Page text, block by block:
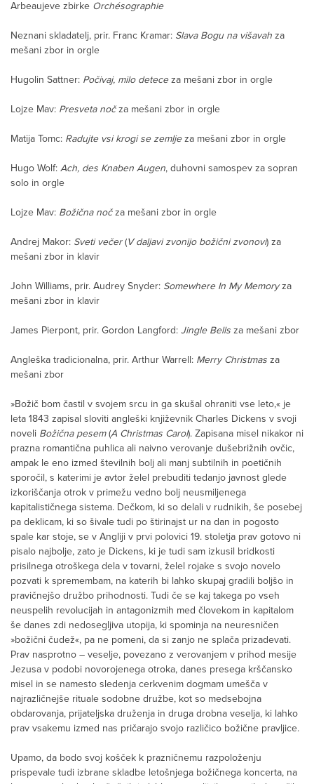
Arbeaujeve zbirke Orchésographie
Neznani skladatelj, prir. Franc Kramar: Slava Bogu na višavah za
mešani zbor in orgle
Hugolin Sattner: Počivaj, milo deteceza mešani zbor in orgle
Lojze Mav: Presveta nočza mešani zbor in orgle
Matija Tomc: Radujte vsi krogi se zemljeza mešani zbor in orgle
Hugo Wolf: Ach, des Knaben Augen, duhovni samospev za sopran
solo in orgle
Lojze Mav: Božična nočza mešani zbor in orgle
Andrej Makor: Sveti večer(V daljavi zvonijo božični zvonovi) za
mešani zbor in klavir
John Williams, prir. Audrey Snyder: Somewhere In My Memoryza
mešani zbor in klavir
James Pierpont, prir. Gordon Langford: Jingle Bells za mešani zbor
Angleška tradicionalna, prir. Arthur Warrell: Merry Christmas za
mešani zbor
»Božič bom častil v svojem srcu in ga skušal ohraniti vse leto,« je
leta 1843 zapisal sloviti angleški književnik Charles Dickens v svoji
noveli Božična pesem(A Christmas Carol). Zapisana misel nikakor ni
prazna romantična puhlica ali naivno verovanje dušebrižnih ovčic,
ampak le eno izmed številnih bolj ali manj subtilnih in poetičnih
sporočil, s katerimi je avtor želel prebuditi tedanjo javnost glede
izkoriščanja otrok v primežu vedno bolj neusmiljenega
kapitalističnega sistema. Dečkom, ki so delali v rudnikih, še posebej
pa deklicam, ki so šivale tudi po štirinajst ur na dan in pogosto
spale kar stoje, se v Angliji v prvi polovici 19. stoletja prav gotovo ni
pisalo najbolje, zato je Dickens, ki je tudi sam izkusil bridkosti
prisilnega otroškega dela v tovarni, želel rojake s svojo novelo
pozvati k spremembam, na katerih bi lahko skupaj gradili boljšo in
pravičnejšo družbo prihodnosti. Tudi če se kaj takega po vseh
neuspelih revolucijah in antagonizmih med človekom in kapitalom
še danes zdi nedosegljiva utopija, ki spominja na neuresničen
»božični čudež«, pa ne pomeni, da si zanjo ne splača prizadevati.
Prav nasprotno – veselje, povezano z verovanjem v prihod mesije
Jezusa v podobi novorojenega otroka, danes presega krščansko
misel in se namesto sledenja cerkvenim dogmam umešča v
najrazličnejše rituale sodobne družbe, kot so medsebojna
obdarovanja, prijateljska druženja in druga drobna veselja, ki lahko
prav vsakemu izmed nas pričarajo svojo različico božične pravljice.
Upamo, da bodo svoj košček k prazničnemu razpoloženju
prispevale tudi izbrane skladbe letošnjega božičnega koncerta, na